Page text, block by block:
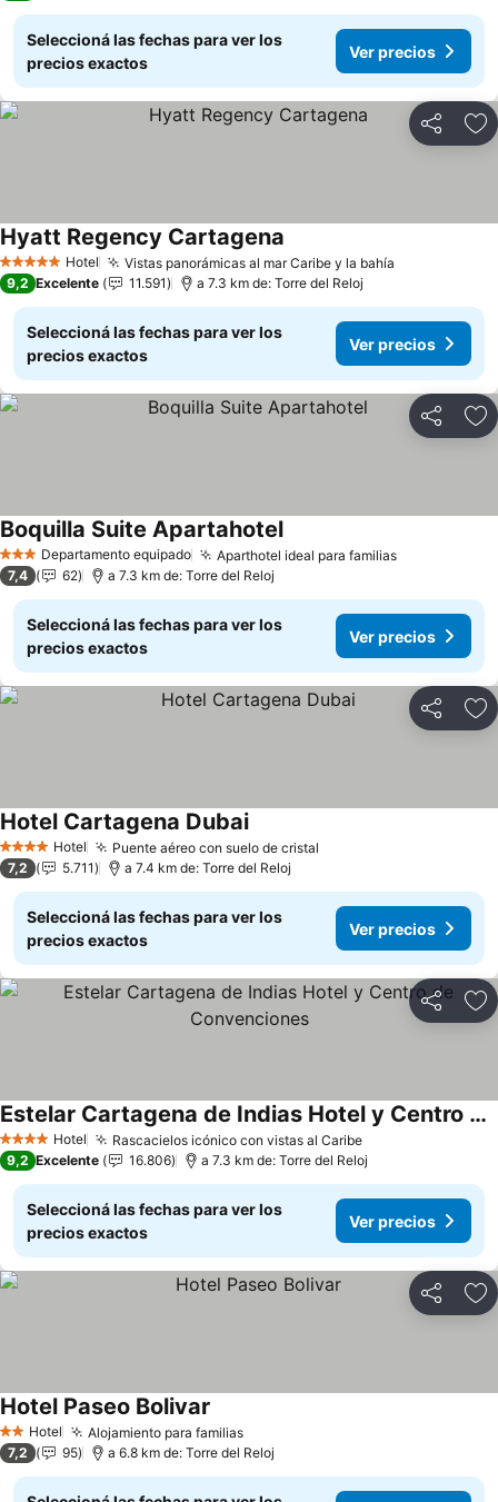
Seleccioná las fechas para ver los
precios exactos
Ver precios
Compartir
5 Estrellas Hotel Vistas panorámicas al mar Caribe y la bahía
Hyatt Regency Cartagena
9,2 Excelente 11.591 a 7.3 km de: Torre del Reloj
Seleccioná las fechas para ver los
precios exactos
Ver precios
Compartir
3 EstrellasDepartamento equipado Aparthotel ideal para familiasVer precios
Boquilla Suite ApartahotelVer precios
7,4 62 a 7.3 km de: Torre del Reloj
Seleccioná las fechas para ver los
precios exactos
Ver precios
Compartir
4 EstrellasHotel Puente aéreo con suelo de cristal
Hotel Cartagena DubaiVer precios
7,2 5.711 a 7.4 km de: Torre del Reloj
Seleccioná las fechas para ver los
precios exactos
Ver precios
Compartir
4 EstrellasHotel Rascacielos icónico con vistas al CaribeVer precios
Estelar Cartagena de Indias Hotel y Centro de Convenciones
Ver precios
9,2 Excelente 16.806 a 7.3 km de: Torre del Reloj
Seleccioná las fechas para ver los
precios exactos
Ver precios
Compartir
2 Estrellas
Hotel Alojamiento para familiasVer precios
Hotel Paseo Bolivar
7,2 95 a 6.8 km de: Torre del Reloj